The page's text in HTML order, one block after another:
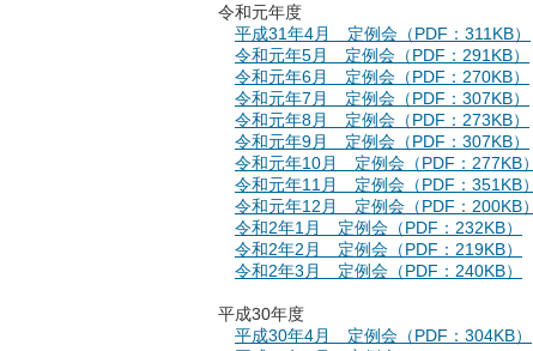
令和元年度
平成31年4月 定例会（PDF：311KB）
令和元年5月 定例会（PDF：291KB）
令和元年6月 定例会（PDF：270KB）
令和元年7月 定例会（PDF：307KB）
令和元年8月 定例会（PDF：273KB）
令和元年9月 定例会（PDF：307KB）
令和元年10月 定例会（PDF：277KB）
令和元年11月 定例会（PDF：351KB）
令和元年12月 定例会（PDF：200KB）
令和2年1月 定例会（PDF：232KB）
令和2年2月 定例会（PDF：219KB）
令和2年3月 定例会（PDF：240KB）
平成30年度
平成30年4月 定例会（PDF：304KB）